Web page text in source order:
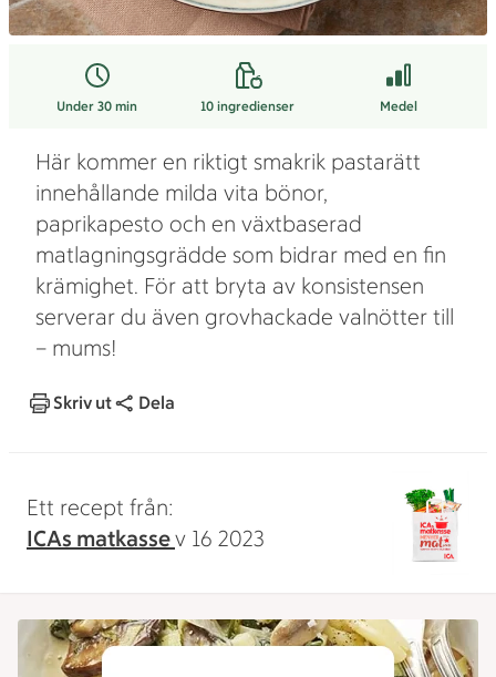
Under 30 min 10ingredienser Medel
Här kommer en riktigt smakrik pastarätt
innehållande milda vita bönor,
paprikapesto och en växtbaserad
matlagningsgrädde som bidrar med en fin
krämighet. För att bryta av konsistensen
serverar du även grovhackade valnötter till
– mums!
Skriv ut Dela
Ett recept från:
ICAs matkassev 16 2023